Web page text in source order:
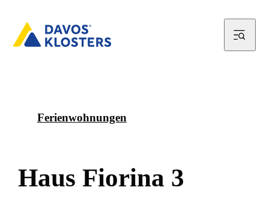
Ferienwohnungen
Haus Fiorina 3